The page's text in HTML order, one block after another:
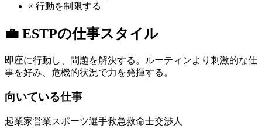
× 行動を制限する
💼 ESTPの仕事スタイル
即座に行動し、問題を解決する。ルーティンより刺激的な仕
事を好み、危機的状況で力を発揮する。
向いている仕事
起業家営業スポーツ選手救急救命士交渉人